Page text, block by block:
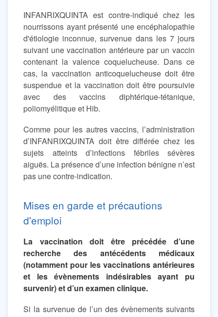
INFANRIXQUINTA est contre-indiqué chez les
nourrissons ayant présenté une encéphalopathie
d'étiologie inconnue, survenue dans les 7 jours
suivant une vaccination antérieure par un vaccin
contenant la valence coquelucheuse. Dans ce
cas, la vaccination anticoquelucheuse doit être
suspendue et la vaccination doit être poursuivie
avec des vaccins diphtérique-tétanique,
poliomyélitique et Hib.
Comme pour les autres vaccins, l’administration
d’INFANRIXQUINTA doit être différée chez les
sujets atteints d’infections fébriles sévères
aiguës. La présence d’une infection bénigne n’est
pas une contre-indication.
Mises en garde et précautions
d'emploi
La vaccination doit être précédée d’une
recherche des antécédents médicaux
(notamment pour les vaccinations antérieures
et les évènements indésirables ayant pu
survenir) et d’un examen clinique.
Si la survenue de l’un des évènements suivants